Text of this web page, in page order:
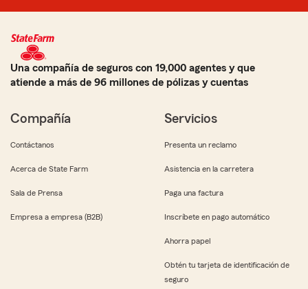
Una compañía de seguros con 19,000 agentes y que
atiende a más de 96 millones de pólizas y cuentas
Compañía
Contáctanos
Acerca de State Farm
Sala de Prensa
Empresa a empresa (B2B)
Servicios
Presenta un reclamo
Asistencia en la carretera
Paga una factura
Inscríbete en pago automático
Ahorra papel
Obtén tu tarjeta de identificación de
seguro